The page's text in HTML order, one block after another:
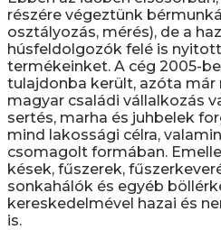
részére végeztünk
osztályozás, mérés), de a
húsfeldolgozók felé is
termékeinket. A cég 2005-
tulajdonba került, azóta már
magyar családi vállalkozás
sertés, marha és juhbelek
mind lakossági célra,
csomagolt formában.
kések, fűszerek,
sonkahálók és egyéb
kereskedelmével hazai és
is.